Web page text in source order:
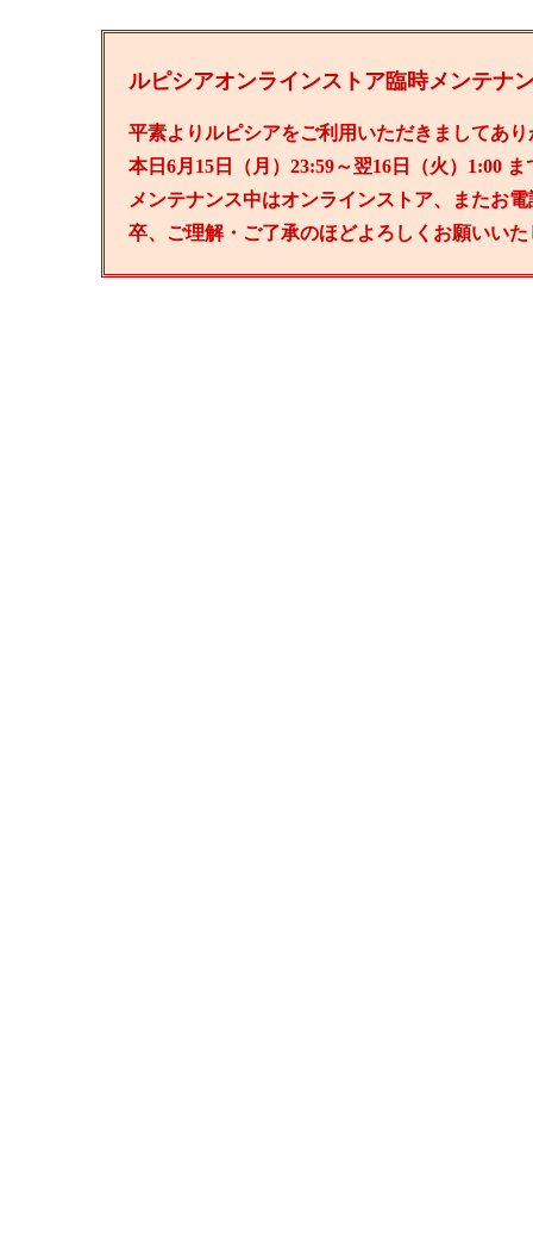
ルピシアオンラインストア臨時メンテナ
平素よりルピシアをご利用いただきましてあ
本日6月15日（月）23:59～翌16日（火）1:00
メンテナンス中はオンラインストア、またお
卒、ご理解・ご了承のほどよろしくお願いいた